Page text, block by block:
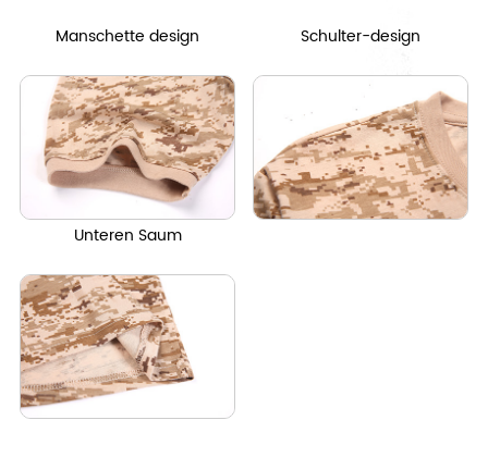
Manschette design Schulter-design
Unteren Saum